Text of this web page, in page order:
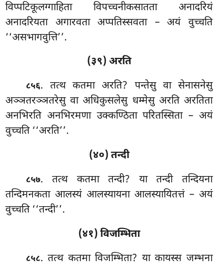
विप्पटिकूलग्गाहिता विपच्चनीकसातता अनादरियं
अनादरियता अगारवता अप्पतिस्सवता – अयं वुच्चति
‘‘असभागवुत्ति’’.
(३९) अरति
८५६. तत्थ कतमा अरति? पन्तेसु वा सेनासनेसु
अञ्ञतरञ्ञतरेसु वा अधिकुसलेसु धम्मेसु अरति अरतिता
अनभिरति अनभिरमणा उक्कण्ठितापरितस्सिता – अयं
वुच्चति ‘‘अरति’’.
(४०) तन्दी
८५७. तत्थ कतमा तन्दी? या तन्दी तन्दियना
तन्दिमनकता आलस्यं आलस्यायना आलस्यायितत्तं – अयं
वुच्चति ‘‘तन्दी’’.
(४१) विजम्भिता
८५८. तत्थ कतमा विजम्भिता? या कायस्स जम्भना